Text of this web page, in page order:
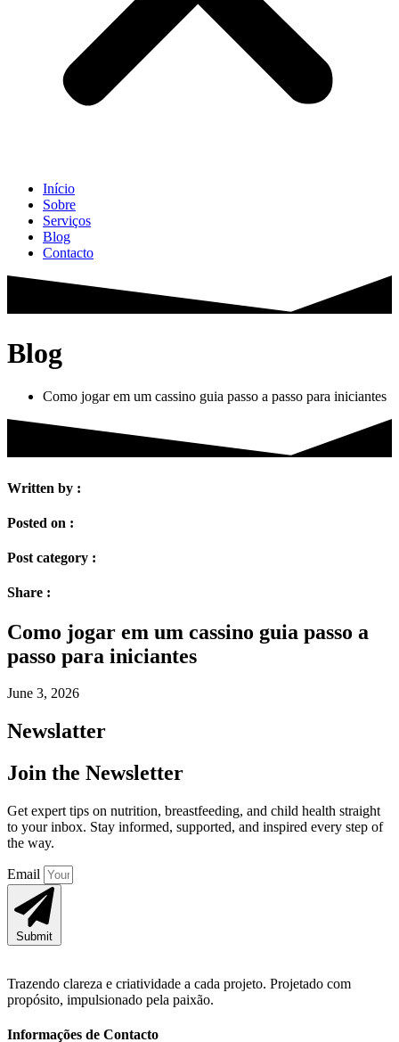
Início
Sobre
Serviços
Blog
Contacto
Blog
Como jogar em um cassino guia passo a passo para iniciantes
Written by :
Posted on :
Post category :
Share :
Como jogar em um cassino guia passo a
passo para iniciantes
June 3, 2026
Newslatter
Join the Newsletter
Get expert tips on nutrition, breastfeeding, and child health straight
to your inbox. Stay informed, supported, and inspired every step of
the way.
Email
Submit
Trazendo clareza e criatividade a cada projeto. Projetado com
propósito, impulsionado pela paixão.
Informações de Contacto